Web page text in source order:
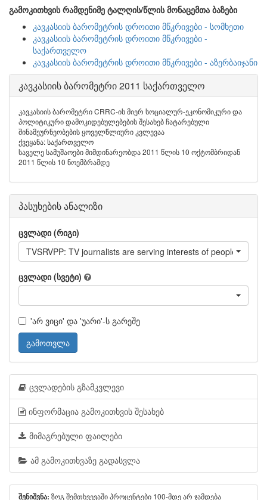
გამოკითხვის რამდენიმე ტალღის/წლის მონაცემთა ბაზები
კავკასიის ბარომეტრის დროითი მწკრივები - სომხეთი
კავკასიის ბარომეტრის დროითი მწკრივები -
საქართველო
კავკასიის ბარომეტრის დროითი მწკრივები - აზერბაიჯანი
კავკასიის ბარომეტრი 2011 საქართველო
კავკასიის ბარომეტრი CRRC-ის მიერ სოციალურ-ეკონომიკური და
პოლიტიკური დამოკიდებულებების შესახებ ჩატარებული
შინამეურნეობების ყოველწლიური კვლევაა
ქვეყანა: საქართველო
საველე სამუშაოები მიმდინარეობდა 2011 წლის 10 ოქტომბრიდან
2011 წლის 10 ნოემბრამდე
პასუხების ანალიზი
ცვლადი (რიგი)
TVSRVPP: TV journalists are serving interests of people like you
ცვლადი (სვეტი)
'არ ვიცი' და 'უარი'-ს გარეშე
გამოთვლა
ცვლადების გზამკვლევი
ინფორმაცია გამოკითხვის შესახებ
მიმაგრებული ფაილები
ამ გამოკითხვაზე გადასვლა
შენიშვნა: ზოგ შემთხვევაში პროცენტები 100-მდე არ ჯამდება